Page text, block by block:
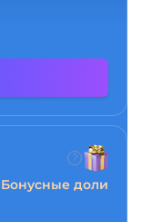
Бонусные доли